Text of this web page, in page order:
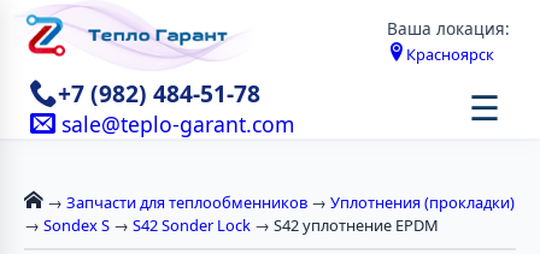
Ваша локация:
Красноярск
+7 (982) 484-51-78
sale@teplo-garant.com ☰
→ Запчасти для теплообменников → Уплотнения (прокладки)
→ Sondex S → S42 Sonder Lock → S42 уплотнение EPDM